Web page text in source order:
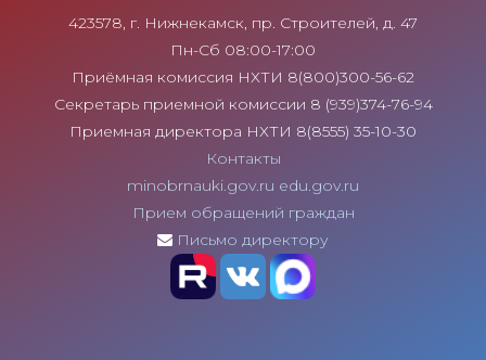
423578, г. Нижнекамск, пр. Строителей, д. 47
Пн-Сб 08:00-17:00
Приёмная комиссия НХТИ 8(800)300-56-62
Секретарь приемной комиссии 8 (939)374-76-94
Приемная директора НХТИ 8(8555) 35-10-30
Контакты
minobrnauki.gov.ru edu.gov.ru
Прием обращений граждан
Письмо директору